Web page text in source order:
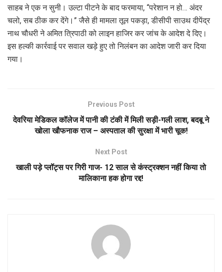
साहब ने एक न सुनी। उल्टा पीटने के बाद फरमाया, “परेशान न हो… अंदर
चलो, सब ठीक कर देंगे।” जैसे ही मामला तूल पकड़ा, डीसीपी साउथ दीपेंद्र
नाथ चौधरी ने अमित त्रिपाठी को लाइन हाजिर कर जांच के आदेश दे दिए।
इस हल्की कार्रवाई पर सवाल खड़े हुए तो निलंबन का आदेश जारी कर दिया
गया।
Previous Post
देवरिया मेडिकल कॉलेज में पानी की टंकी में मिली सड़ी-गली लाश, बदबू ने
खोला खौफनाक राज – अस्पताल की सुरक्षा में भारी चूक!
Next Post
खाली पड़े प्लॉट्स पर गिरी गाज- 12 साल से कंस्ट्रक्शन नहीं किया तो
मालिकाना हक होगा रद्द!